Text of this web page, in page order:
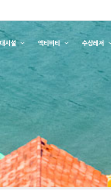
시설 액티비티 수상레저